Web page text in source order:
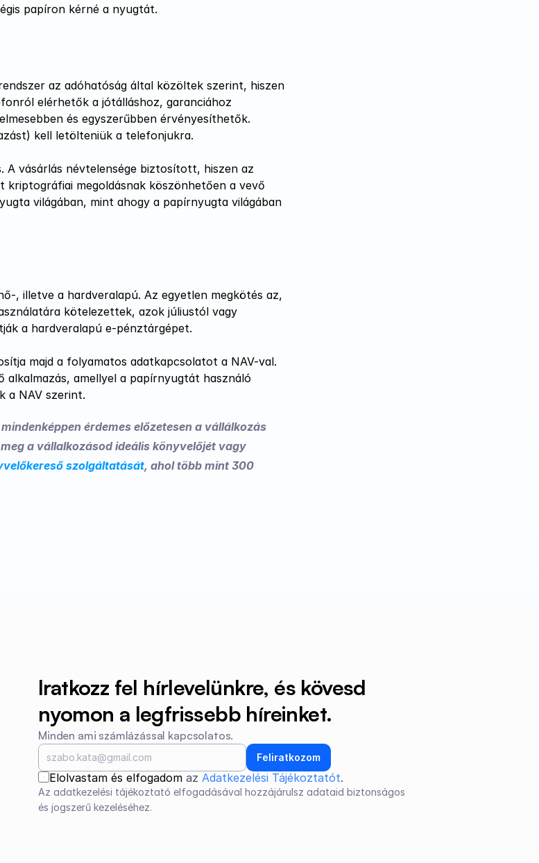
papíron kérné a nyugtát.
az adóhatóság által közöltek szerint, hiszen
elérhetők a jótálláshoz, garanciához
és egyszerűbben érvényesíthetők.
kell letölteniük a telefonjukra.
A vásárlás névtelensége biztosított, hiszen az
kriptográfiai megoldásnak köszönhetően a vevő
világában, mint ahogy a papírnyugta világában
, illetve a hardveralapú. Az egyetlen megkötés az,
kötelezettek, azok júliustól vagy
a hardveralapú e-pénztárgépet.
majd a folyamatos adatkapcsolatot a NAV-val.
amellyel a papírnyugtát használó
a NAV szerint.
érdemes előzetesen a vállálkozás
a vállalkozásod ideális könyvelőjét vagy
szolgáltatását, ahol több mint 300
Iratkozz fel hírlevelünkre, és kövesd
nyomon a legfrissebb híreinket.
Minden ami számlázással kapcsolatos.
Feliratkozom
Elolvastam és elfogadom az Adatkezelési Tájékoztatót.
Az adatkezelési tájékoztató elfogadásával hozzájárulsz adataid biztonságos
és jogszerű kezeléséhez.